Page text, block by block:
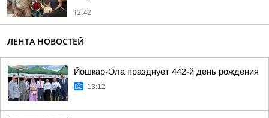
12:42
ЛЕНТА НОВОСТЕЙ
Йошкар-Ола празднует 442-й день рождения
13:12